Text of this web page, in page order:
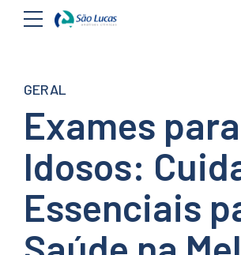
GERAL
Exames para
Idosos:
Essenciais